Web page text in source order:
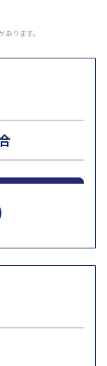
ります。